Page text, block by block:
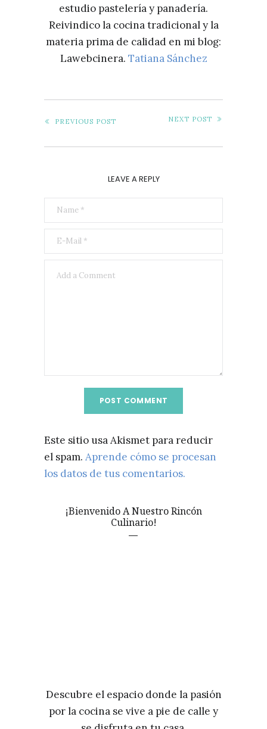
estudio pastelería y panadería.
Reivindico la cocina tradicional y la
materia prima de calidad en mi blog:
Lawebcinera. Tatiana Sánchez
PREVIOUS POST NEXT POST
LEAVE A REPLY
Este sitio usa Akismet para reducir
el spam. Aprende cómo se procesan
los datos de tus comentarios.
¡Bienvenido A Nuestro Rincón
Culinario!
Descubre el espacio donde la pasión
por la cocina se vive a pie de calle y